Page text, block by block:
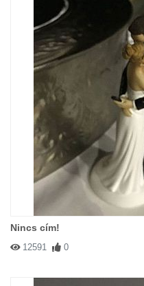
Nincs cím!
12591 0